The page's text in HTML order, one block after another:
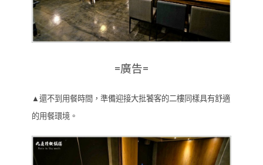
=廣告=
▲還不到用餐時間，準備迎接大批饕客的二樓同樣具有舒適
的用餐環境。